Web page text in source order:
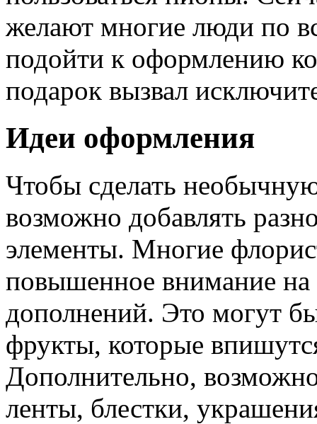
желают многие люди по
подойти к оформлению
подарок вызвал
Идеи оформления
Чтобы сделать
возможно добавлять
элементы. Многие
повышенное внимание на
дополнений. Это могут
фрукты, которые
Дополнительно,
ленты, блестки,